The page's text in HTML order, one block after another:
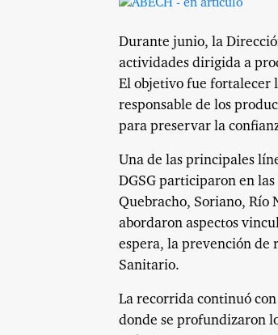
Durante junio, la
actividades dirigida a
El objetivo fue fortalecer
responsable de los
para preservar la
Una de las principales
DGSG participaron en
Quebracho, Soriano, Río
abordaron aspectos
espera, la prevención de
Sanitario.
La recorrida continuó
donde se profundizaron